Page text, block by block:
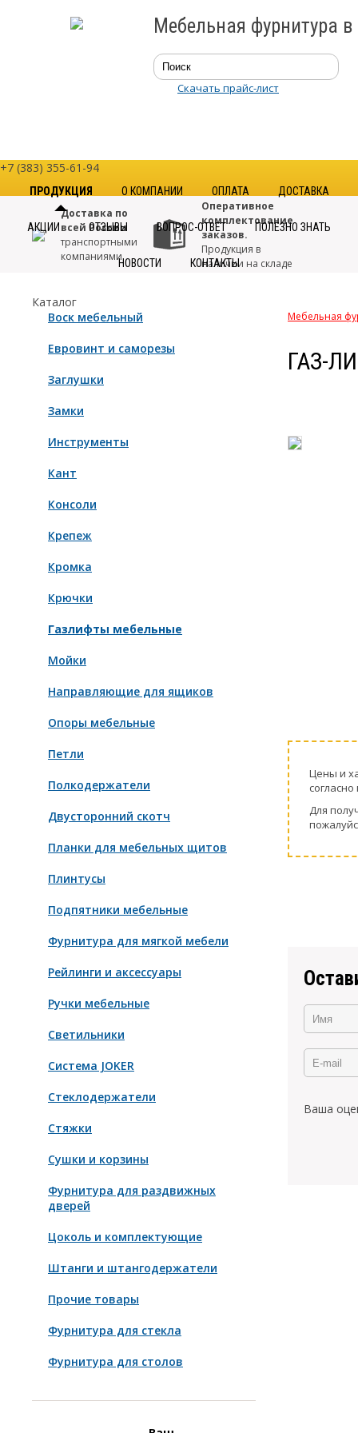
Мебельная фурнитура
Скачать прайс-лист
+7 (383) 355-61-94
ПРОДУКЦИЯ О КОМПАНИИ ОПЛАТА ДОСТАВКА
АКЦИИ ОТЗЫВЫ ВОПРОС-ОТВЕТ ПОЛЕЗНО ЗНАТЬ
НОВОСТИ КОНТАКТЫ
Доставка по
всей России
транспортными
компаниями
Оперативное
комплектование
заказов.
Продукция в
наличии на складе
качественная
фурнитураот
производителей
Каталог
Воск мебельный
Евровинт и саморезы
Заглушки
Замки
Инструменты
Кант
Консоли
Крепеж
Кромка
Крючки
Газлифты мебельные
Мойки
Направляющие для ящиков
Опоры мебельные
Петли
Полкодержатели
Двусторонний скотч
Планки для мебельных щитов
Плинтусы
Подпятники мебельные
Фурнитура для мягкой мебели
Рейлинги и аксессуары
Ручки мебельные
Светильники
Система JOKER
Стеклодержатели
Стяжки
Сушки и корзины
Фурнитура для раздвижных
дверей
Цоколь и комплектующие
Штанги и штангодержатели
Прочие товары
Фурнитура для стекла
Фурнитура для столов
Мебельная
ГАЗ-
Цeны и
Для
Ваша